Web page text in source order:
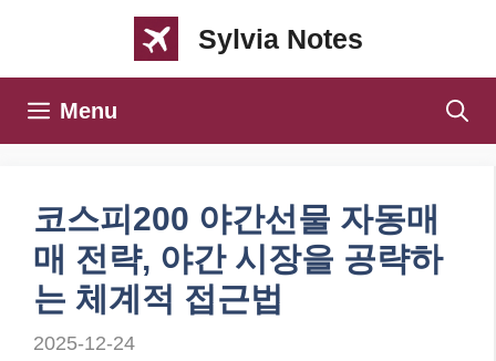
Sylvia Notes
Menu
코스피200 야간선물 자동매
매 전략, 야간 시장을 공략하
는 체계적 접근법
2025-12-24